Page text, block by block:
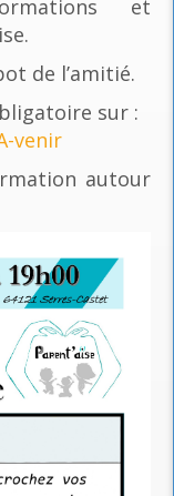
et
de l’amitié.
sur :
venir
autour